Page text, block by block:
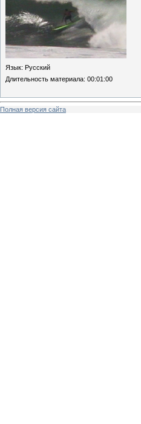
Язык: Русский
Длительность материала: 00:01:00
Полная версия сайта